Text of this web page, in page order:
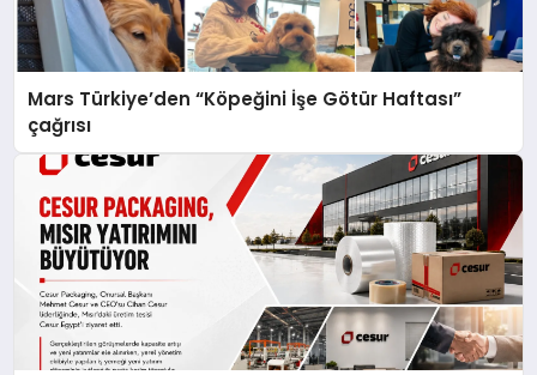
Mars Türkiye’den “Köpeğini İşe Götür Haftası”
çağrısı